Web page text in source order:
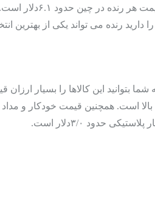
بنابراین تقاضا برای
دارید رنده می تواند یکی از
بتوانید این کالاها را بسیار
بالا است. همچنین قیمت خودکار و